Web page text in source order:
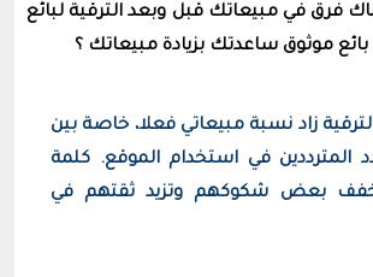
فرق في مبيعاتك قبل وبعد الترقية لبائع
بائع موثوق ساعدتك بزيادة مبيعاتك ؟
زاد نسبة مبيعاتي فعلا، خاصة بين
المترددين في استخدام الموقع. كلمة
بعض شكوكهم وتزيد ثقتهم في